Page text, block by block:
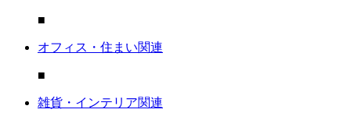
■
オフィス・住まい関連
■
雑貨・インテリア関連